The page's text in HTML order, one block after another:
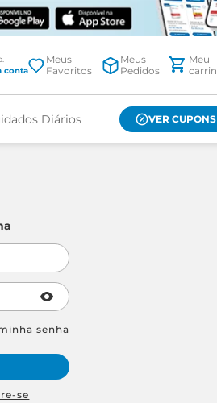
Meus
Favoritos
Meus
Pedidos
Diários VER CUPONS
senha
se